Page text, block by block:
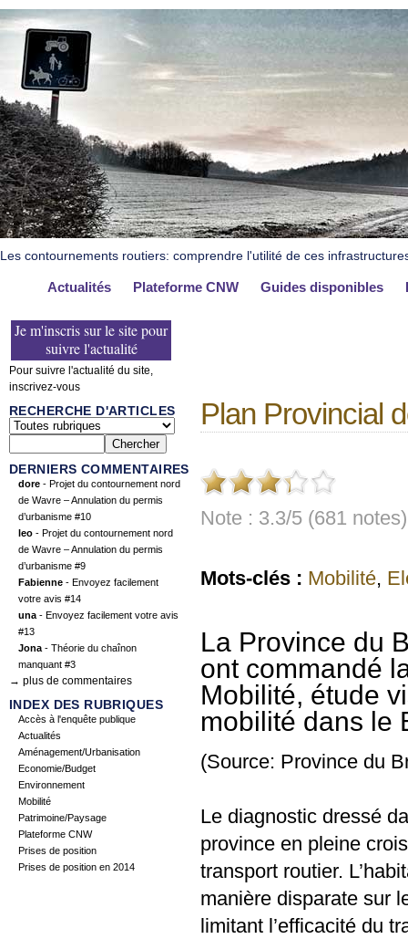
Les contournements routiers: comprendre l'utilité de ces
Actualités Plateforme CNW Guides disponibles
Je m'inscris sur le site pour
suivre l'actualité
Pour suivre l'actualité du site,
inscrivez-vous
RECHERCHE D'ARTICLES
DERNIERS COMMENTAIRES
dore - Projet du contournement nord
de Wavre – Annulation du permis
d’urbanisme #10
leo - Projet du contournement nord
de Wavre – Annulation du permis
d’urbanisme #9
Fabienne - Envoyez facilement
votre avis #14
una - Envoyez facilement votre avis
#13
Jona - Théorie du chaînon
manquant #3
→ plus de commentaires
INDEX DES RUBRIQUES
Accès à l'enquête publique
Actualités
Aménagement/Urbanisation
Economie/Budget
Environnement
Mobilité
Patrimoine/Paysage
Plateforme CNW
Prises de position
Prises de position en 2014
Plan Provincial
Note : 3.3/5 (681 notes)
Mots-clés : Mobilité,
La Province du
ont commandé
Mobilité, étude
mobilité dans le
(Source: Province du
Le diagnostic dressé
province en pleine
transport routier.
manière disparate sur
limitant l’efficacité du